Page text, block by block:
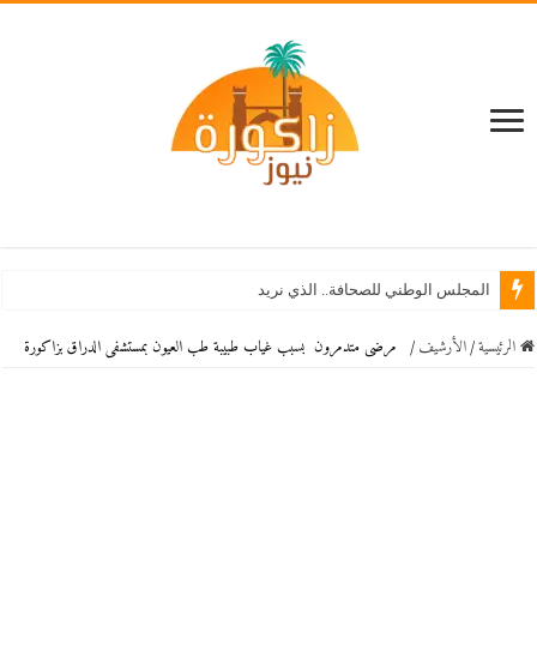
المجلس الوطني للصحافة.. الذي نريد
الرئيسية / اﻷرشيف / مرضى متدمرون بسبب غياب طبيبة طب العيون بمستشفى الدراق بزاكورة